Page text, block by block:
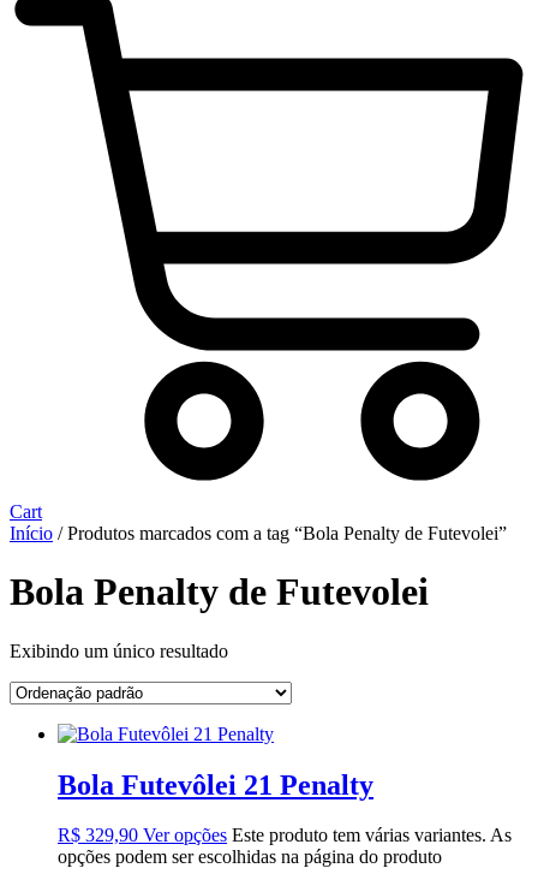
Cart
Início / Produtos marcados com a tag “Bola Penalty de Futevolei”
Bola Penalty de Futevolei
Exibindo um único resultado
Bola Futevôlei 21 Penalty
R$ 329,90 Ver opções Este produto tem várias variantes. As
opções podem ser escolhidas na página do produto